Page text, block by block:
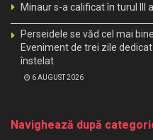
Minaur s-a calificat în turul III
Perseidele se văd cel mai
Eveniment de trei zile
înstelat
6 AUGUST 2026
Navighează după